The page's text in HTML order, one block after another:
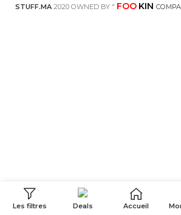
STUFF.MA 2020 OWNED BY " FOO KIN
Les filtres Deals Accueil